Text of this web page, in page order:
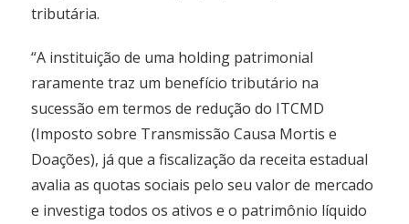
tributária.
“A instituição de uma holding patrimonial
raramente traz um benefício tributário na
sucessão em termos de redução do ITCMD
(Imposto sobre Transmissão Causa Mortis e
Doações), já que a fiscalização da receita estadual
avalia as quotas sociais pelo seu valor de mercado
e investiga todos os ativos e o patrimônio líquido